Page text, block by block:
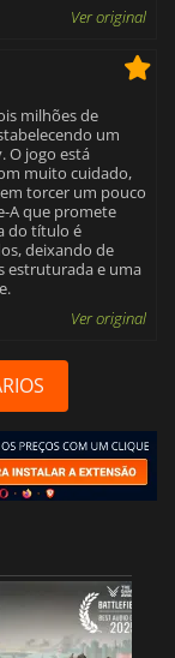
Ver original
milhões de
um
O jogo está
muito cuidado,
torcer um pouco
A que promete
do título é
deixando de
estruturada e uma
Ver original